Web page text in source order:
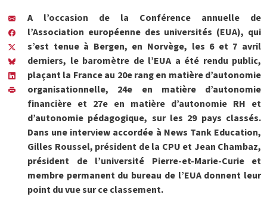
A l’occasion de la Conférence annuelle de
l’Association européenne des universités (EUA), qui
s’est tenue à Bergen, en Norvège, les 6 et 7 avril
derniers, le baromètre de l’EUA a été rendu public,
plaçant la France au 20e rang en matière d’autonomie
organisationnelle, 24e en matière d’autonomie
financière et 27e en matière d’autonomie RH et
d’autonomie pédagogique, sur les 29 pays classés.
Dans une interview accordée à News Tank Education,
Gilles Roussel, président de la CPU et Jean Chambaz,
président de l’université Pierre-et-Marie-Curie et
membre permanent du bureau de l’EUA donnent leur
point du vue sur ce classement.